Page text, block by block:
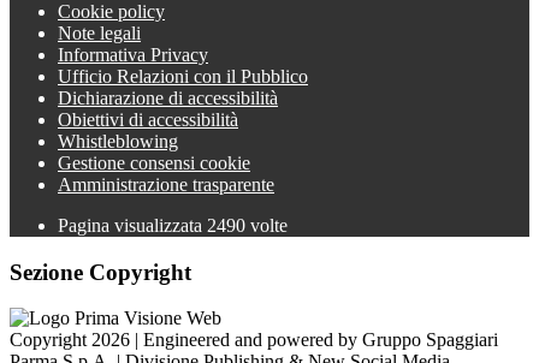
Cookie policy
Note legali
Informativa Privacy
Ufficio Relazioni con il Pubblico
Dichiarazione di accessibilità
Obiettivi di accessibilità
Whistleblowing
Gestione consensi cookie
Amministrazione trasparente
Pagina visualizzata 2490 volte
Sezione Copyright
Copyright 2026 | Engineered and powered by Gruppo Spaggiari